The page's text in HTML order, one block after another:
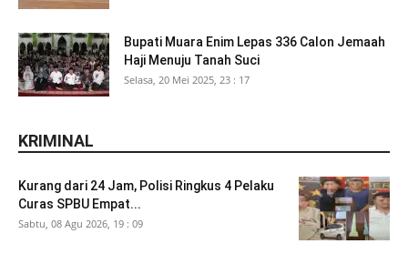
Bupati Muara Enim Lepas 336 Calon Jemaah
Haji Menuju Tanah Suci
Selasa, 20 Mei 2025, 23 : 17
KRIMINAL
Kurang dari 24 Jam, Polisi Ringkus 4 Pelaku
Curas SPBU Empat...
Sabtu, 08 Agu 2026, 19 : 09